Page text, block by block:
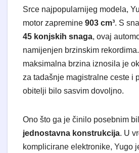
Srce najpopularnijeg modela,
motor zapremine 903 cm³. S
45 konjskih snaga, ovaj
namijenjen brzinskim
maksimalna brzina iznosila je
za tadašnje magistralne ceste i
obitelji bilo sasvim dovoljno.
Ono što ga je činilo posebnim
jednostavna konstrukcija. U
komplicirane elektronike, Yugo